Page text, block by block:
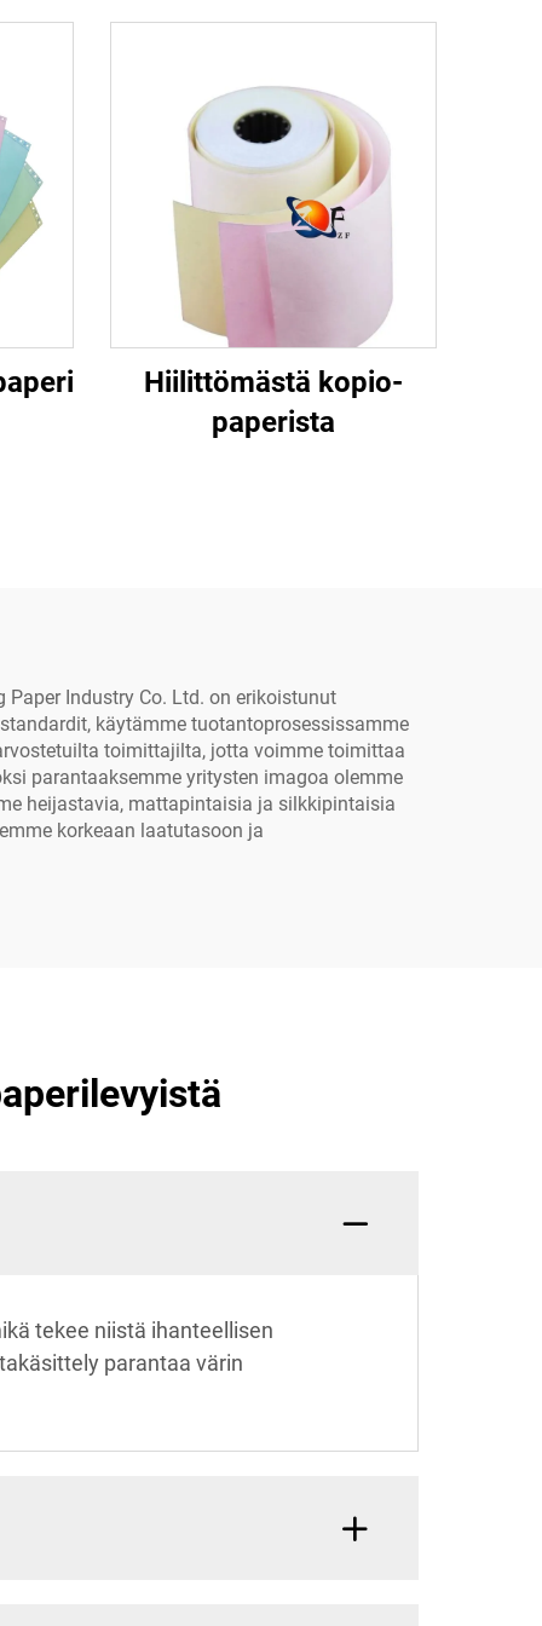
Hiilittömästä kopio-
paperista
Industry Co. Ltd. on erikoistunut
käytämme tuotantoprosessissamme
toimittajilta, jotta voimme toimittaa
parantaaksemme yritysten imagoa olemme
heijastavia, mattapintaisia ja silkkipintaisia
korkeaan laatutasoon ja
tekee niistä ihanteellisen
parantaa värin